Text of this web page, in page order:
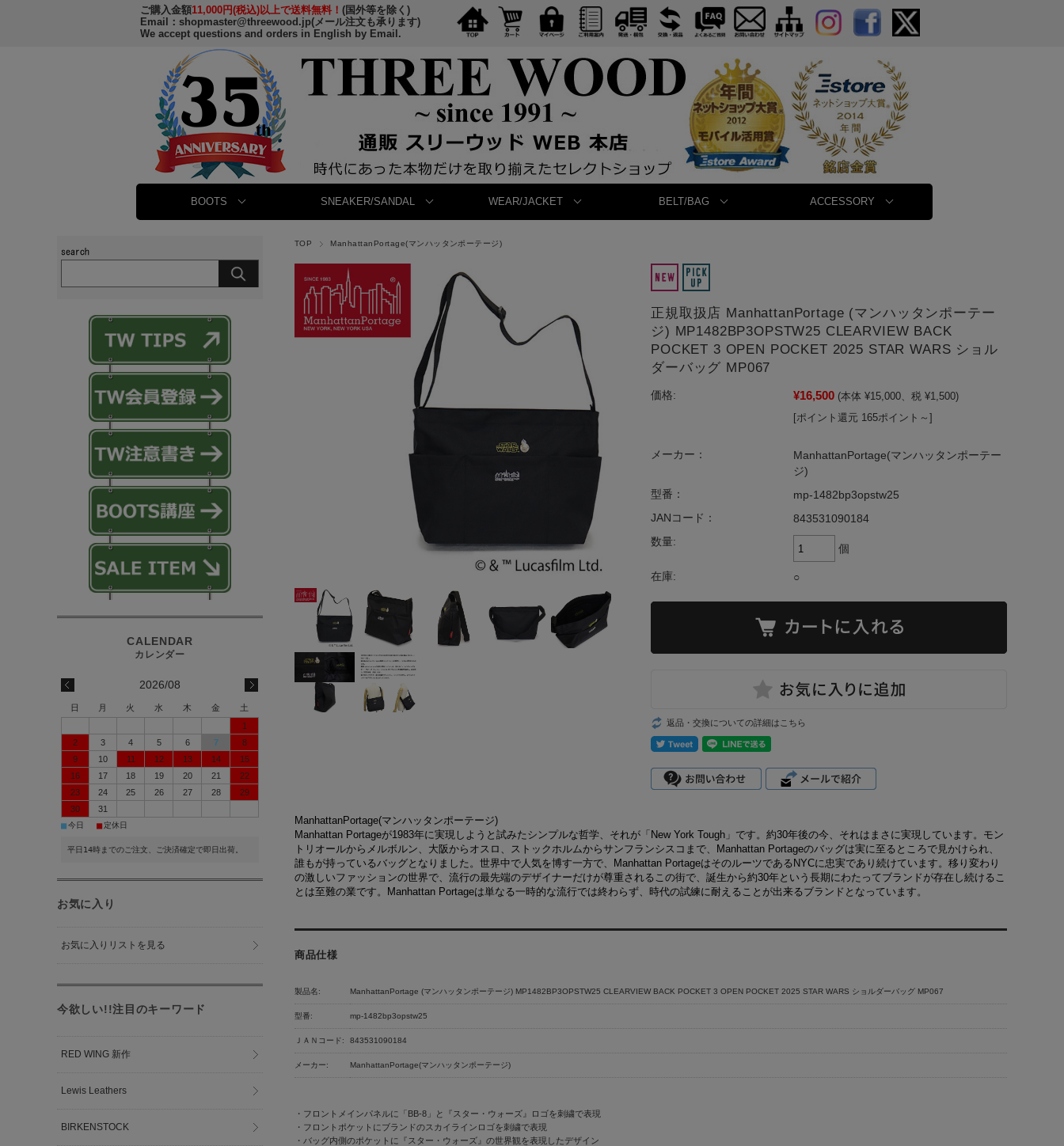
ご購入金額11,000円(税込)以上で送料無料！ (国外等を除く)
Email： shopmaster@threewood.jp(メール注文も承ります)
We accept questions and orders in English by Email.
BOOTS SNEAKER/SANDAL WEAR/JACKET BELT/BAG ACCESSORY
TOP ManhattanPortage(マンハッタンポーテージ)
正規取扱店 ManhattanPortage (マンハッタンポーテー
ジ) MP1482BP3OPSTW25 CLEARVIEW BACK
POCKET 3 OPEN POCKET 2025 STAR WARS ショル
ダーバッグ MP067
価格: ¥16,500 (本体 ¥15,000、税 ¥1,500)
[ポイント還元 165ポイント～]
メーカー：
ManhattanPortage(マンハッタンポーテー
ジ)
型番：
mp-1482bp3opstw25
JANコード：
843531090184
数量:
個
在庫: ○
返品・交換についての詳細はこちら
ManhattanPortage(マンハッタンポーテージ)
Manhattan Portageが1983年に実現しようと試みたシンプルな哲学、それが「New York Tough」です。約30年後の今、それはまさに実現しています。モン
トリオールからメルボルン、大阪からオスロ、ストックホルムからサンフランシスコまで、Manhattan Portageのバッグは実に至るところで見かけられ、
誰もが持っているバッグとなりました。世界中で人気を博す一方で、Manhattan PortageはそのルーツであるNYCに忠実であり続けています。移り変わり
の激しいファッションの世界で、流行の最先端のデザイナーだけが尊重されるこの街で、誕生から約30年という長期にわたってブランドが存在し続けるこ
とは至難の業です。Manhattan Portageは単なる一時的な流行では終わらず、時代の試練に耐えることが出来るブランドとなっています。
商品仕様
製品名: ManhattanPortage (マンハッタンポーテージ) MP1482BP3OPSTW25 CLEARVIEW BACK POCKET 3 OPEN POCKET 2025 STAR WARS ショルダーバッグ MP067
型番: mp-1482bp3opstw25
ＪＡＮコード: 843531090184
メーカー: ManhattanPortage(マンハッタンポーテージ)
・フロントメインパネルに「BB-8」と『スター・ウォーズ』ロゴを刺繍で表現
・フロントポケットにブランドのスカイラインロゴを刺繍で表現
・バッグ内側のポケットに『スター・ウォーズ』の世界観を表現したデザイン
2026/08
日 月 火 水 木 金
土
1
2
3 4 5 6 7
8
9
10 11 12 13 14
15
16
17 18 19 20 21
22
23
24 25 26 27 28
29
30
31
■今日 ■ 定休日
平日14時までのご注文、ご決済確定で即日出荷。
お気に入り
お気に入りリストを見る
今欲しい!!注目のキーワード
RED WING 新作
Lewis Leathers
BIRKENSTOCK